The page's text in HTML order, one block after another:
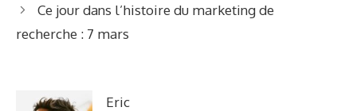
Ce jour dans l’histoire du marketing de
recherche : 7 mars
Eric